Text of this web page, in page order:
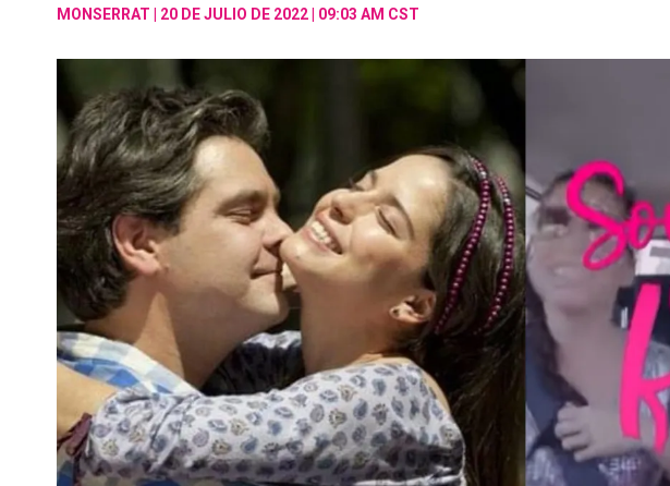
MONSERRAT 20 DE JULIO DE 2022 | 09:03 AM CST